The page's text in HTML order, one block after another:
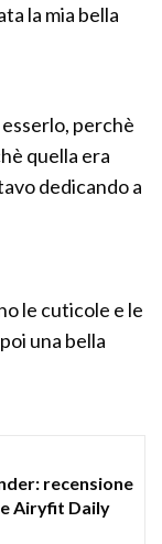
la mia bella
perchè
quella era
dedicando a
le cuticole e le
una bella
recensione
Airyfit Daily